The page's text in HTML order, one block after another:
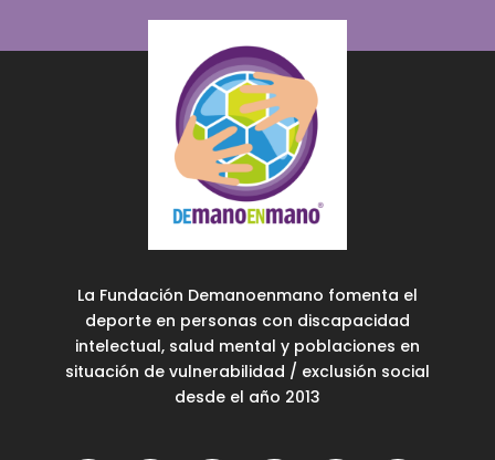
La Fundación Demanoenmano fomenta el
deporte en personas con discapacidad
intelectual, salud mental y poblaciones en
situación de vulnerabilidad / exclusión social
desde el año 2013